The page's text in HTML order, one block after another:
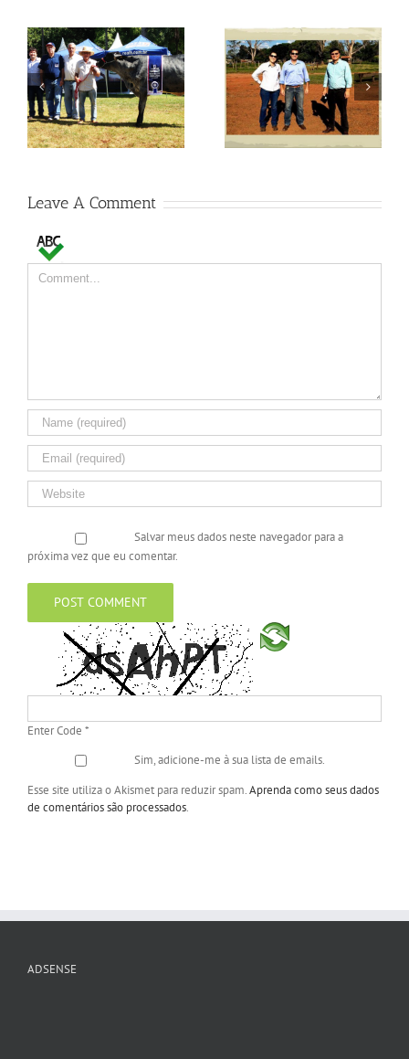
Visitas no Fazendão Visitas no Fazendão
Leave A Comment
Comment
Salvar meus dados neste navegador para a
próxima vez que eu comentar.
Enter Code *
Sim, adicione-me à sua lista de emails.
Esse site utiliza o Akismet para reduzir spam.Aprenda como seus dados
de comentários são processados.
ADSENSE